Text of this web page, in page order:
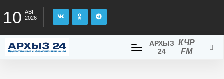
10 АВГ
2026
КЧР
FM
АРХЫЗ
24